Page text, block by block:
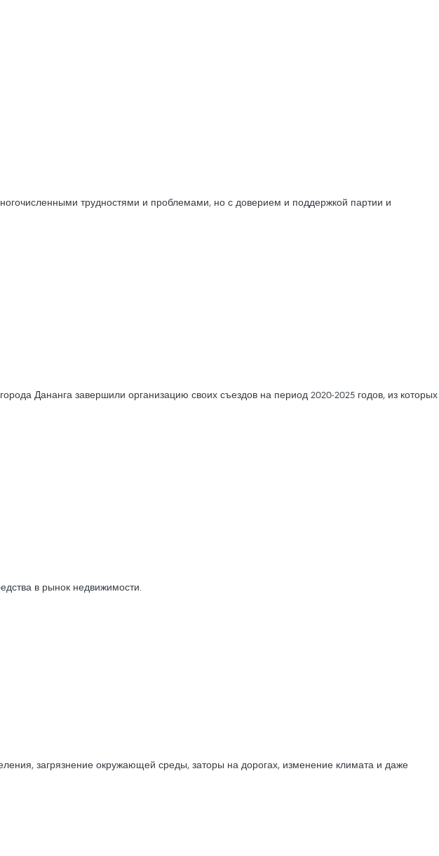
трудностями и проблемами, но с доверием и поддержкой партии и
Дананга завершили организацию своих съездов на период 2020-2025 годов, из которых
в рынок недвижимости.
загрязнение окружающей среды, заторы на дорогах, изменение климата и даже